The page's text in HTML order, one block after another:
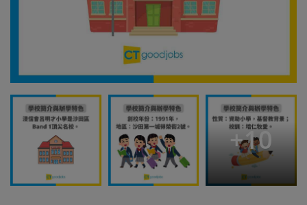
+10